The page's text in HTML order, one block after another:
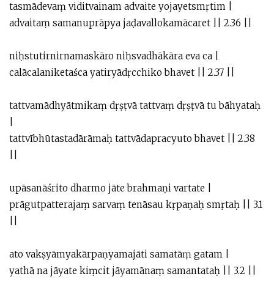
tasmādevaṃ viditvainam advaite yojayetsmṛtim |
advaitaṃ samanuprāpya jaḍavallokamācaret || 2.36 ||
niḥstutirnirnamaskāro niḥsvadhākāra eva ca |
calācalaniketaśca yatiryādṛcchiko bhavet || 2.37 ||
tattvamādhyātmikaṃ dṛṣṭvā tattvaṃ dṛṣṭvā tu bāhyataḥ
tattvībhūtastadārāmaḥ tattvādapracyuto bhavet || 2.38
upāsanāśrito dharmo jāte brahmaṇi vartate |
prāgutpatterajaṃ sarvaṃ tenāsau kṛpaṇaḥ smṛtaḥ || 3.1
ato vakṣyāmyakārpaṇyamajāti samatāṃ gatam |
yathā na jāyate kiṃcit jāyamānaṃ samantataḥ || 3.2 ||